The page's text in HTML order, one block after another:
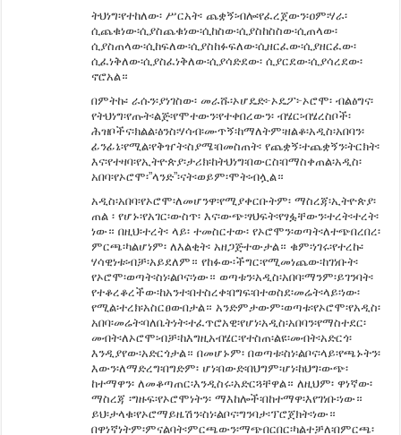
ትህነግ፡የተከለው፡ ሥርአት፡ ጨቋኝ፡ብሎ፡የፈረጀውን፡ዐም፡ሃራ፡
ሲጨቁነው፡ሲያስጨቁነው፡ሲከስው፡ሲያስከስስው፡ሲጠላው፡
ሲያስጠላው፡ሲከፍለው፡ሲያስከፉፍለው፡ሲዘርፈው፡ሲያዘርፈው፡
ሲፈነቅለው፡ሲያስፈነቅለው፡ሲያሳድደው፡ ሲያርደው፡ሲያሳረደው፡
ኖሮአል።
በምትኩ፡ ራሱን፡ያነገስው፡ መራሹ፡ኦሆዴድ፦ኦዴፖ፦ኦሮሞ፡ ብልፅግና፡
የትህነግ፡የጡት፡ልጅ፡የሞተውን፡የተቀበረውን፡ ብሄር፡ብሄረስቦች፡
ሕዝቦችና፡ክልል፡ፅንስ፡ሃሳብ፡ሙጥኝ፡ከማለትም፡ዘልቆ፡አዲስ፡አበባን፡
ፊንፊኔ፡የሚል፡የቅዠት፡ስያሜ፡በመስጠት፡ የጨቋኝ፡ተጨቋኝን፡ትርክት፡
እና፡የተዛባ፡የኢትዮጵያ፡ታሪክ፡ከትህነግ፡በውርስ፡በማስቀጠል፡አዲስ፡
አበባ፡የኦሮሞ፡”ላንድ”፡ናት፡ወይም፡ሞት፡ብሏል።
አዲስ፡አበባ፡የኦሮሞ፡ለመሆንዋ፡የሚያቀርቡትም፡ ማስረጃ፡ኢትዮጵያ፡
ጠል ፡ የሆኑ፡የአገር፡ውስጥ፡ እና፡ውጭ፡ፃህፍት፡የፃፏቸውን፡ተረት፡ተረት፡
ነው። በዚህ፡ተረት፡ ላይ፡ ተመስርተው፡ የኦሮሞን፡ወጣት፡ለተጭበረበረ፡
ምርጫ፡ካልሆነም፡ ለእልቂት፡ አዘጋጅተውታል። ቁም፡ነገሩ፡የተረኩ፡
ሃሳዊነቱ፡ብቻ፡አይደለም። የከፉው፡ችግር፡የሚመነጨው፡ከገነቡት፡
የኦሮሞ፡ወጣት፡ስነ፡ልቦና፡ነው። ወጣቱን፡አዲስ፡አበባ፡ማንም፡ይገንባት፡
የተቆረቆረችው፡ከአንተ፡በተስረቀ፡በግፍ፡በተወስደ፡መሬት፡ላይ፡ነው፡
የሚል፡ተረክ፡አስርፀውበታል። አንድምታውም፡ወጣቱ፡የኦሮሞ፡የአዲስ፡
አበባ፡መሬት፡ባለቤትነት፡ተፈጥሮአዊ፡የሆነ፡አዲስ፡አበባን፡የማስተደር፡
መብት፡ለኦሮሞ፡ብቻ፡ከእግዚአብሄር፡የተስጠ፡ልዩ፡መብት፡አድርጎ፡
እንዲያየው፡አድርጎታል። በመሆኑም፡ በወጣቱ፡ስነ፡ልቦና፡ላይ፡የጫኑትን፡
እውን፡ለማድረግ፡በግድም፡ ሆነ፡በውድ፡በህግም፡ሆነ፡ከህግ፡ውጭ፡
ከተማዋን፡ ለመቆጣጠር፡እንዲስሩ፡አድርጓቸዋል። ለዚህም፡ ዋነኛው፡
ማስረጃ ፡ግዙፍ፡የኦሮሞነትን፡ ማእከሎች፡በከተማዋ፡እየገነቡ፡ነው።
ይህ፡ታላቁ፡የኦሮማይዜሽን፡ስነ፡ልቦና፡ግንባታ፡ፕሮጀክት፡ነው።
በዋነኛነትም፡ምናልባት፡ምርጫውን፡ማጭበርበር፡ካልተቻለ፡በምርጫ፡